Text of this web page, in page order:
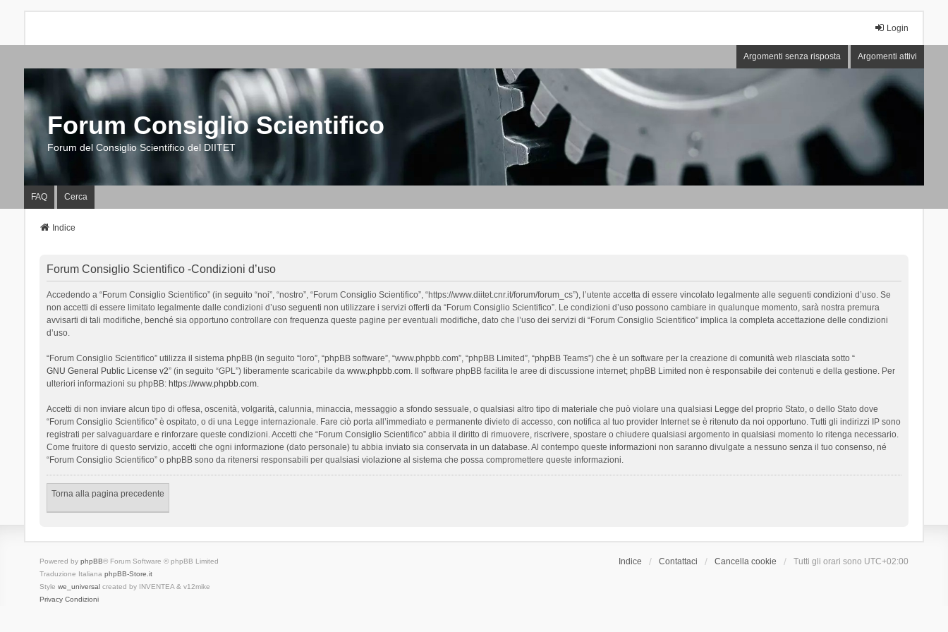
Login
Argomenti senza risposta Argomenti attivi
Forum Consiglio Scientifico
Forum del Consiglio Scientifico del DIITET
FAQ Cerca
Indice
Forum Consiglio Scientifico -Condizioni d’uso
Accedendo a “Forum Consiglio Scientifico” (in seguito “noi”, “nostro”, “Forum Consiglio Scientifico”, “https://www.diitet.cnr.it/forum/forum_cs”), l’utente accetta di essere vincolato legalmente alle seguenti condizioni d’uso. Se
non accetti di essere limitato legalmente dalle condizioni d’uso seguenti non utilizzare i servizi offerti da “Forum Consiglio Scientifico”. Le condizioni d’uso possono cambiare in qualunque momento, sarà nostra premura
avvisarti di tali modifiche, benché sia opportuno controllare con frequenza queste pagine per eventuali modifiche, dato che l’uso dei servizi di “Forum Consiglio Scientifico” implica la completa accettazione delle condizioni
d’uso.
“Forum Consiglio Scientifico” utilizza il sistema phpBB (in seguito “loro”, “phpBB software”, “www.phpbb.com”, “phpBB Limited”, “phpBB Teams”) che è un software per la creazione di comunità web rilasciata sotto “
GNU General Public License v2” (in seguito “GPL”) liberamente scaricabile da www.phpbb.com. Il software phpBB facilita le aree di discussione internet; phpBB Limited non è responsabile dei contenuti e della gestione. Per
ulteriori informazioni su phpBB: https://www.phpbb.com.
Accetti di non inviare alcun tipo di offesa, oscenità, volgarità, calunnia, minaccia, messaggio a sfondo sessuale, o qualsiasi altro tipo di materiale che può violare una qualsiasi Legge del proprio Stato, o dello Stato dove
“Forum Consiglio Scientifico” è ospitato, o di una Legge internazionale. Fare ciò porta all’immediato e permanente divieto di accesso, con notifica al tuo provider Internet se è ritenuto da noi opportuno. Tutti gli indirizzi IP sono
registrati per salvaguardare e rinforzare queste condizioni. Accetti che “Forum Consiglio Scientifico” abbia il diritto di rimuovere, riscrivere, spostare o chiudere qualsiasi argomento in qualsiasi momento lo ritenga necessario.
Come fruitore di questo servizio, accetti che ogni informazione (dato personale) tu abbia inviato sia conservata in un database. Al contempo queste informazioni non saranno divulgate a nessuno senza il tuo consenso, né
“Forum Consiglio Scientifico” o phpBB sono da ritenersi responsabili per qualsiasi violazione al sistema che possa compromettere queste informazioni.
Torna alla pagina precedente
Indice Contattaci Cancella cookie Tutti gli orari sono UTC+02:00
Powered by phpBB® Forum Software © phpBB Limited
Traduzione Italiana phpBB-Store.it
Style we_universalcreated by INVENTEA & v12mike
Privacy Condizioni